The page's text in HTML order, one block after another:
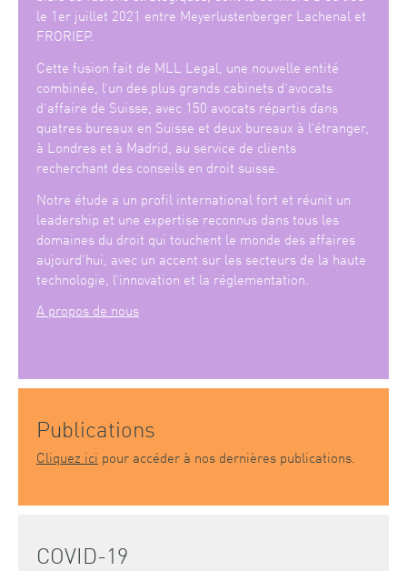
le 1er juillet 2021 entre Meyerlustenberger Lachenal et
FRORIEP.
Cette fusion fait de MLL Legal, une nouvelle entité
combinée, l’un des plus grands cabinets d’avocats
d’affaire de Suisse, avec 150 avocats répartis dans
quatres bureaux en Suisse et deux bureaux à l’étranger,
à Londres et à Madrid, au service de clients
recherchant des conseils en droit suisse.
Notre étude a un profil international fort et réunit un
leadership et une expertise reconnus dans tous les
domaines du droit qui touchent le monde des affaires
aujourd’hui, avec un accent sur les secteurs de la haute
technologie, l’innovation et la réglementation.
A propos de nous
Publications
Cliquez ici pour accéder à nos dernières publications.
COVID-19